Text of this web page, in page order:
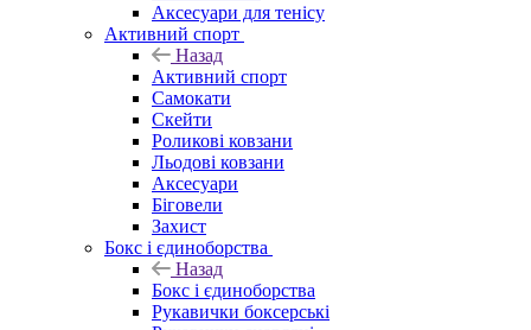
Аксесуари для тенісу
Активний спорт
Назад
Активний спорт
Самокати
Скейти
Роликові ковзани
Льодові ковзани
Аксесуари
Біговели
Захист
Бокс і єдиноборства
Назад
Бокс і єдиноборства
Рукавички боксерські